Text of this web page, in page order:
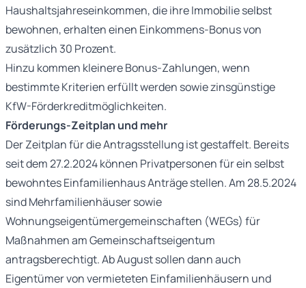
Haushaltsjahreseinkommen, die ihre Immobilie selbst
bewohnen, erhalten einen Einkommens-Bonus von
zusätzlich 30 Prozent.
Hinzu kommen kleinere Bonus-Zahlungen, wenn
bestimmte Kriterien erfüllt werden sowie zinsgünstige
KfW-Förderkreditmöglichkeiten.
Förderungs-Zeitplan und mehr
Der Zeitplan für die Antragsstellung ist gestaffelt. Bereits
seit dem 27.2.2024 können Privatpersonen für ein selbst
bewohntes Einfamilienhaus Anträge stellen. Am 28.5.2024
sind Mehrfamilienhäuser sowie
Wohnungseigentümergemeinschaften (WEGs) für
Maßnahmen am Gemeinschaftseigentum
antragsberechtigt. Ab August sollen dann auch
Eigentümer von vermieteten Einfamilienhäusern und